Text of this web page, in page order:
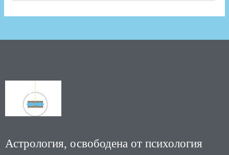
Астрология, освободена от психология